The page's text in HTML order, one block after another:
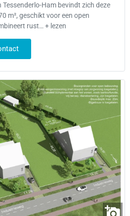
Tessenderlo-Ham bevindt zich deze
m², geschikt voor een open
rust… + lezen